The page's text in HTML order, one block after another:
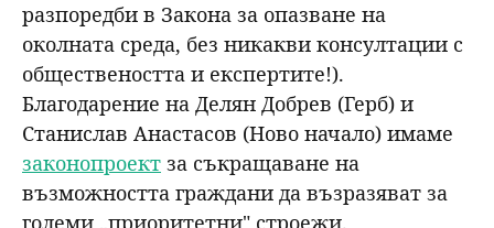
разпоредби в Закона за опазване на
околната среда, без никакви консултации с
обществеността и експертите!).
Благодарение на Делян Добрев (Герб) и
Станислав Анастасов (Ново начало) имаме
законопроект за съкращаване на
възможността граждани да възразяват за